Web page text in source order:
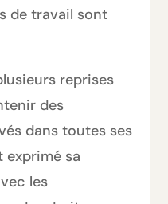
de travail sont
reprises
des
dans toutes ses
exprimé sa
les